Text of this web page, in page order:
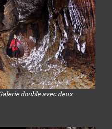
double avec deux